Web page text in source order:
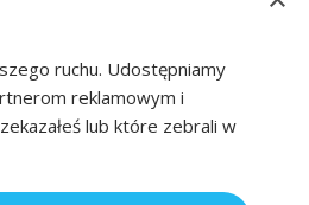
ruchu. Udostępniamy
reklamowym i
lub które zebrali w